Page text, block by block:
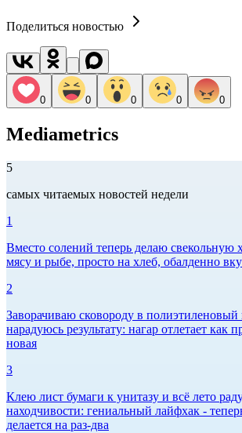
Поделиться новостью
0 0 0 0 0
Mediametrics
5
самых читаемых новостей недели
1
Вместо солений теперь делаю
мясу и рыбе, просто на хлеб, обалденно
2
Заворачиваю сковороду в полиэтиленовый
нарадуюсь результату: нагар отлетает как
новая
3
Клею лист бумаги к унитазу и всё лето
находчивости: гениальный лайфхак -
делается на раз-два